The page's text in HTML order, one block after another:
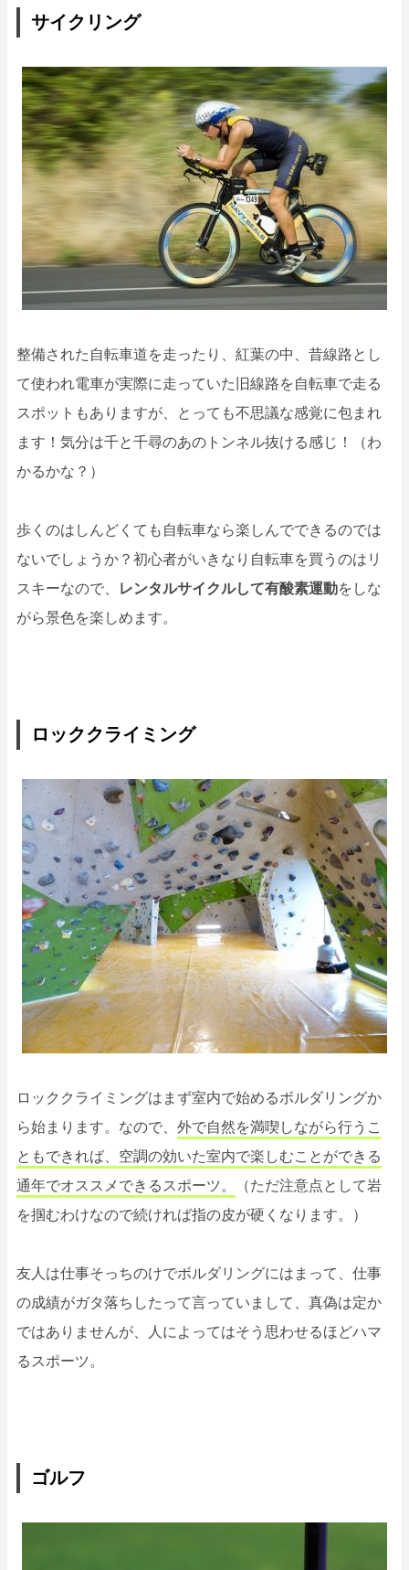
サイクリング
整備された自転車道を走ったり、紅葉の中、昔線路とし
て使われ電車が実際に走っていた旧線路を自転車で走る
スポットもありますが、とっても不思議な感覚に包まれ
ます！気分は千と千尋のあのトンネル抜ける感じ！（わ
かるかな？）
歩くのはしんどくても自転車なら楽しんでできるのでは
ないでしょうか？初心者がいきなり自転車を買うのはリ
スキーなので、 レンタルサイクルして有酸素運動をしな
がら景色を楽しめます。
ロッククライミング
ロッククライミングはまず室内で始めるボルダリングか
ら始まります。なので、 外で自然を満喫しながら行うこ
ともできれば、空調の効いた室内で楽しむことができる
通年でオススメできるスポーツ。
（ただ注意点として岩
を掴むわけなので続ければ指の皮が硬くなります。）
友人は仕事そっちのけでボルダリングにはまって、仕事
の成績がガタ落ちしたって言っていまして、真偽は定か
ではありませんが、人によってはそう思わせるほどハマ
るスポーツ。
ゴルフ